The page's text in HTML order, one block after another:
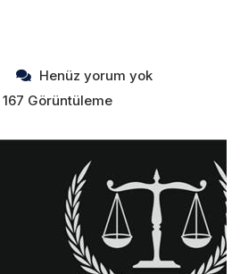
Henüz yorum yok
167 Görüntüleme